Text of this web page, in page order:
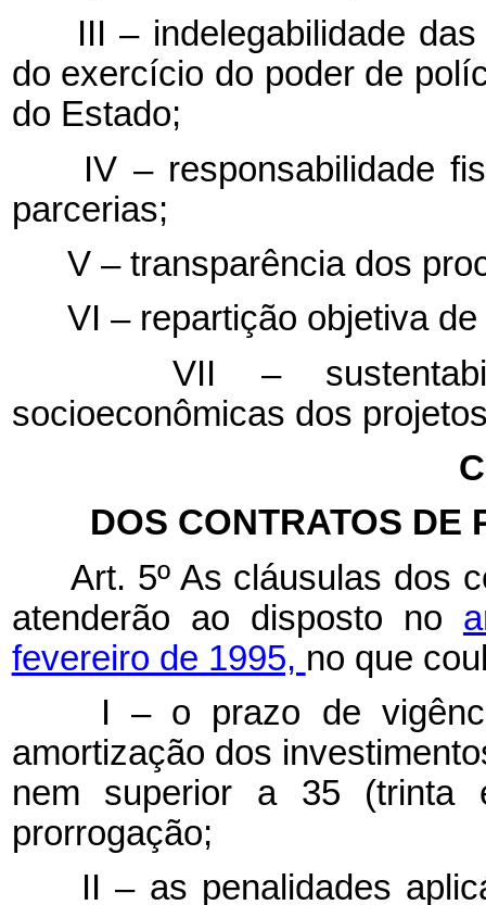
III – indelegabilidade das
do exercício do poder de
do Estado;
IV – responsabilidade
parcerias;
V – transparência dos
VI – repartição objetiva
VII –
socioeconômicas dos
DOS CONTRATOS DE
Art. 5º As cláusulas dos
atenderão ao disposto no
fevereiro de 1995, no que
I – o prazo de
amortização dos
nem superior a 35 (trinta
prorrogação;
II – as penalidades